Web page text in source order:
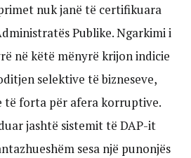
nuk janë të certifikuara
Publike. Ngarkimi i
në këtë mënyrë krijon indicie
selektive të bizneseve,
të forta për afera korruptive.
jashtë sistemit të DAP-it
sesa një punonjës